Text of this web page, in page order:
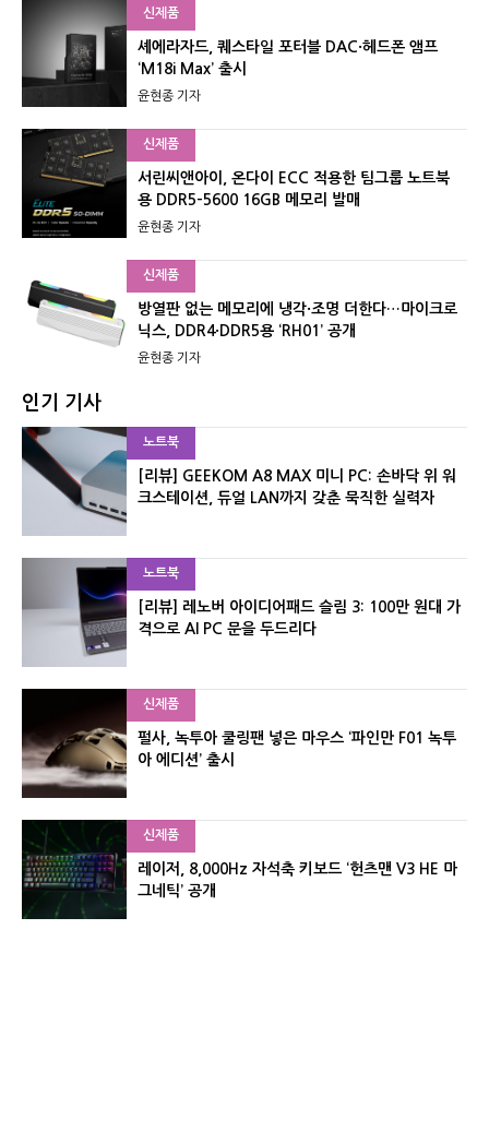
신제품
셰에라자드, 퀘스타일 포터블 DAC·헤드폰 앰프
‘M18i Max’ 출시
윤현종 기자
신제품
서린씨앤아이, 온다이 ECC 적용한 팀그룹 노트북
용 DDR5-5600 16GB 메모리 발매
윤현종 기자
신제품
방열판 없는 메모리에 냉각·조명 더한다…마이크로
닉스, DDR4·DDR5용 ‘RH01’ 공개
윤현종 기자
인기 기사
노트북
[리뷰] GEEKOM A8 MAX 미니 PC: 손바닥 위 워
크스테이션, 듀얼 LAN까지 갖춘 묵직한 실력자
노트북
[리뷰] 레노버 아이디어패드 슬림 3: 100만 원대 가
격으로 AI PC 문을 두드리다
신제품
펄사, 녹투아 쿨링팬 넣은 마우스 ‘파인만 F01 녹투
아 에디션’ 출시
신제품
레이저, 8,000Hz 자석축 키보드 ‘헌츠맨 V3 HE 마
그네틱’ 공개